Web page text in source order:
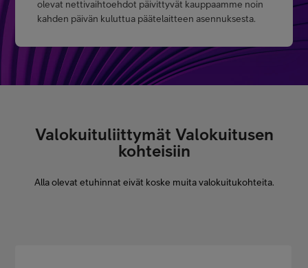
olevat nettivaihtoehdot päivittyvät kauppaamme noin
kahden päivän kuluttua päätelaitteen asennuksesta.
Valokuituliittymät Valokuitusen
kohteisiin
Alla olevat etuhinnat eivät koske muita valokuitukohteita.